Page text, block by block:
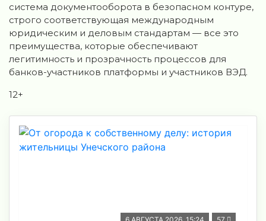
система документооборота в безопасном контуре,
строго соответствующая международным
юридическим и деловым стандартам — все это
преимущества, которые обеспечивают
легитимность и прозрачность процессов для
банков-участников платформы и участников ВЭД.
12+